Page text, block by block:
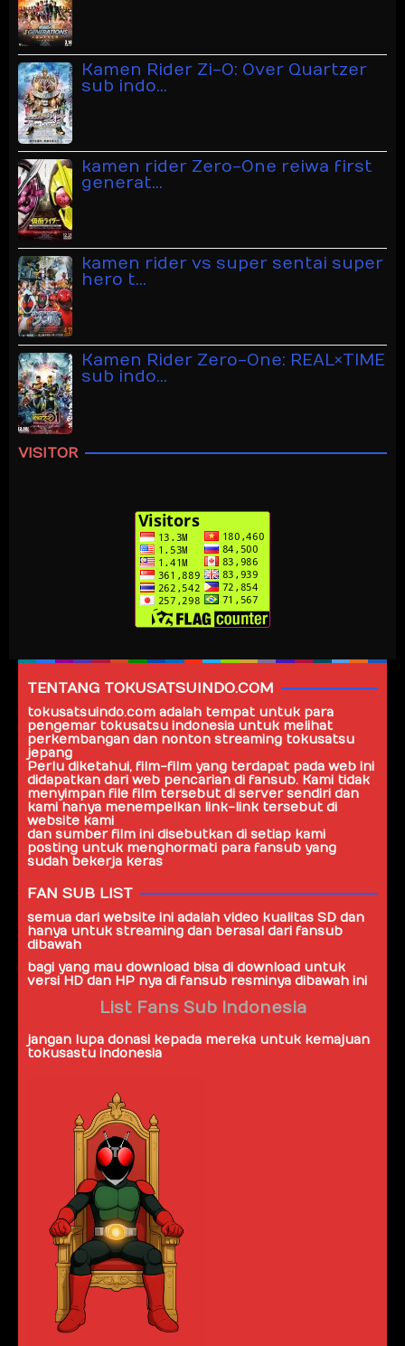
Kamen Rider Zi-O: Over Quartzer
sub indo…
kamen rider Zero-One reiwa first
generat…
kamen rider vs super sentai super
hero t…
Kamen Rider Zero-One: REAL×TIME
sub indo…
VISITOR
TENTANG TOKUSATSUINDO.COM
tokusatsuindo.com adalah tempat untuk para
pengemar tokusatsu indonesia untuk melihat
perkembangan dan nonton streaming tokusatsu
jepang
Perlu diketahui, film-film yang terdapat pada web ini
didapatkan dari web pencarian di fansub. Kami tidak
menyimpan file film tersebut di server sendiri dan
kami hanya menempelkan link-link tersebut di
website kami
dan sumber film ini disebutkan di setiap kami
posting untuk menghormati para fansub yang
sudah bekerja keras
FAN SUB LIST
semua dari website ini adalah video kualitas SD dan
hanya untuk streaming dan berasal dari fansub
dibawah
bagi yang mau download bisa di download untuk
versi HD dan HP nya di fansub resminya dibawah ini
List Fans Sub Indonesia
jangan lupa donasi kepada mereka untuk kemajuan
tokusastu indonesia